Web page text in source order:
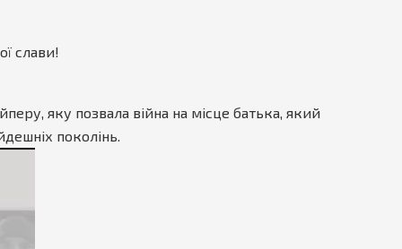
слави!
яку позвала війна на місце батька, який
поколінь.